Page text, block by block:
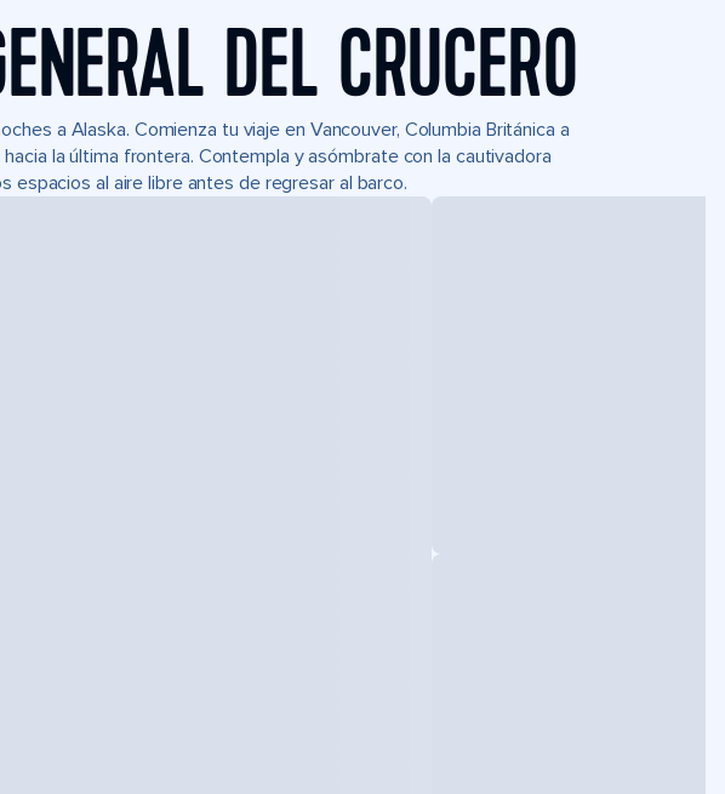
DEL CRUCERO
a Alaska. Comienza tu viaje en Vancouver, Columbia Británica a
la última frontera. Contempla y asómbrate con la cautivadora
espacios al aire libre antes de regresar al barco.